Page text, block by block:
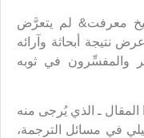
معرفت& لم يتعرَّض
نتيجة أبحاثة وآرائه
والمفسِّرون في ثوبه
ـ الذي يُرجى منه
في مسائل الترجمة،